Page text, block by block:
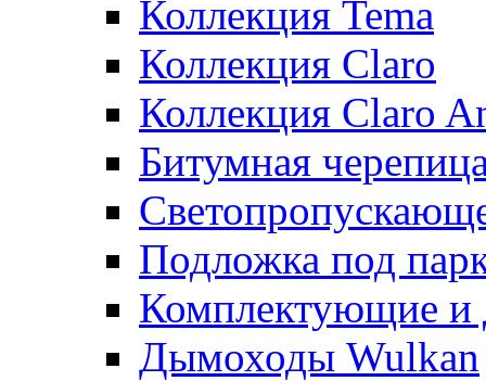
Коллекция Tema
Коллекция Claro
Коллекция Claro
Битумная
Подложка под
Комплектующие и
Дымоходы Wulkan